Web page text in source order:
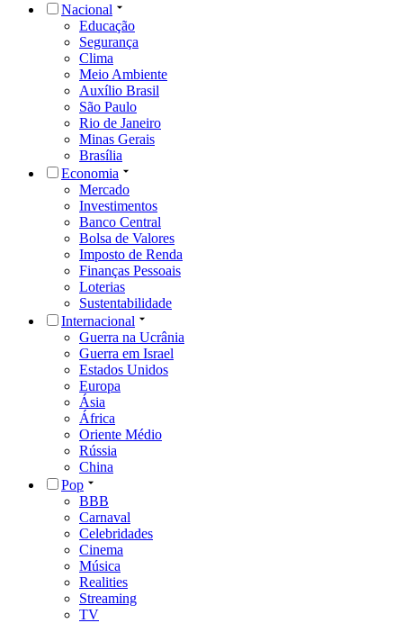
Nacional
Educação
Segurança
Clima
Meio Ambiente
Auxílio Brasil
São Paulo
Rio de Janeiro
Minas Gerais
Brasília
Economia
Mercado
Investimentos
Banco Central
Bolsa de Valores
Imposto de Renda
Finanças Pessoais
Loterias
Sustentabilidade
Internacional
Guerra na Ucrânia
Guerra em Israel
Estados Unidos
Europa
Ásia
África
Oriente Médio
Rússia
China
Pop
BBB
Carnaval
Celebridades
Cinema
Música
Realities
Streaming
TV